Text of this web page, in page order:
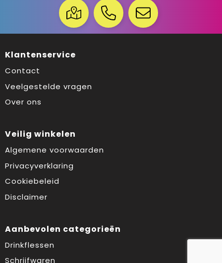
Klantenservice
Contact
Veelgestelde vragen
Over ons
Veilig winkelen
Algemene voorwaarden
Privacyverklaring
Cookiebeleid
Disclaimer
Aanbevolen categorieën
Drinkflessen
Schrijfwaren